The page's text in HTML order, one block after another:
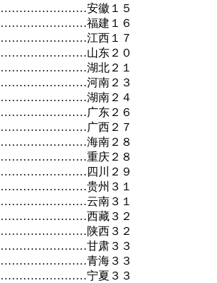
安徽１５
福建１６
江西１７
山东２０
湖北２１
河南２３
湖南２４
广东２６
广西２７
海南２８
重庆２８
四川２９
贵州３１
云南３１
西藏３２
陕西３２
甘肃３３
青海３３
宁夏３３